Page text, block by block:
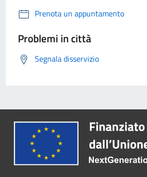
Prenota un appuntamento
Problemi in città
Segnala disservizio